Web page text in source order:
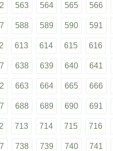
563 564 565 566
588 589 590 591
613 614 615 616
638 639 640 641
663 664 665 666
688 689 690 691
713 714 715 716
738 739 740 741